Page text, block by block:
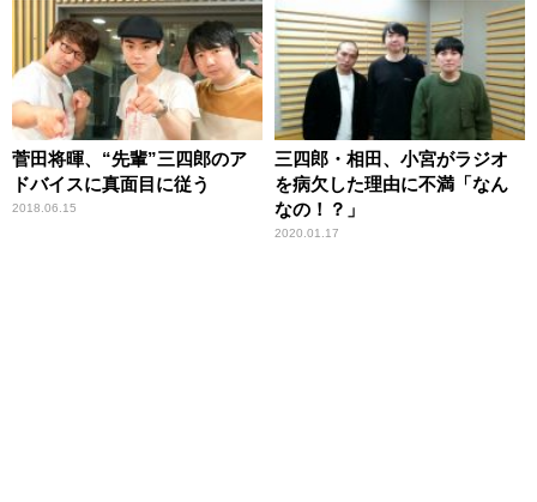
菅田将暉、“先輩”三四郎のア
ドバイスに真面目に従う
2018.06.15
三四郎・相田、小宮がラジオ
を病欠した理由に不満「なん
なの！？」
2020.01.17